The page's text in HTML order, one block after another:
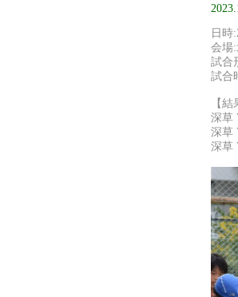
日時
会場
試合
試合
【結
深
深草
深